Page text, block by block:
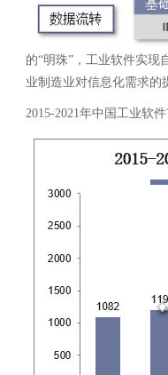
的“明珠”，工业软件实
业制造业对信息化需求的
2015-2021年中国工业软